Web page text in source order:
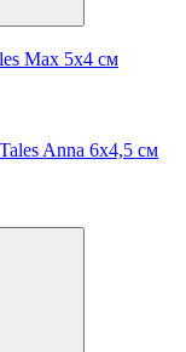
Max 5х4 см